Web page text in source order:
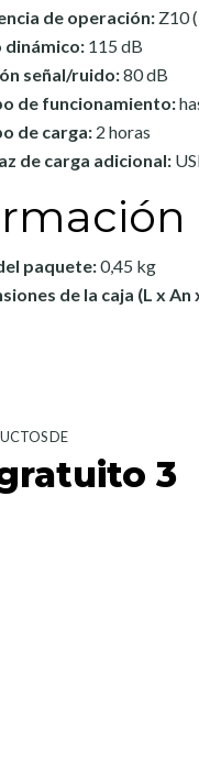
de operación: Z10
dinámico: 115 dB
señal/ruido:80 dB
de funcionamiento:
de carga: 2 horas
de carga adicional:
paquete:0,45 kg
de la caja (L x An
DE
3